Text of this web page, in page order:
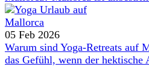
05 Feb 2026
Warum sind Yoga-Retreats auf
das Gefühl, wenn der